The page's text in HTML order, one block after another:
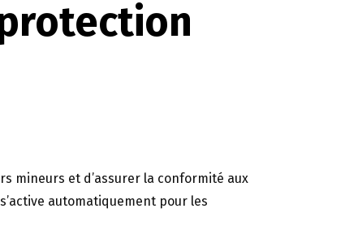
mineurs et d’assurer la conformité aux
automatiquement pour les